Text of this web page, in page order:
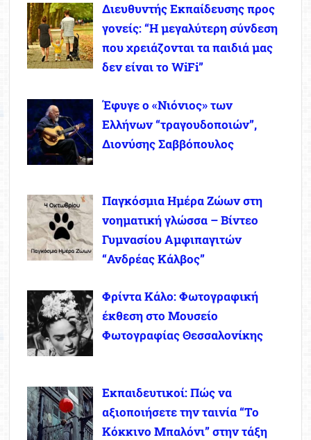
Διευθυντής Εκπαίδευσης προς
γονείς: “Η μεγαλύτερη σύνδεση
που χρειάζονται τα παιδιά μας
δεν είναι το WiFi”
Έφυγε ο «Νιόνιος» των
Ελλήνων “τραγουδοποιών”,
Διονύσης Σαββόπουλος
Παγκόσμια Ημέρα Ζώων στη
νοηματική γλώσσα – Βίντεο
Γυμνασίου Αμφιπαγιτών
“Ανδρέας Κάλβος”
Φρίντα Κάλο: Φωτογραφική
έκθεση στο Μουσείο
Φωτογραφίας Θεσσαλονίκης
Εκπαιδευτικοί: Πώς να
αξιοποιήσετε την ταινία “Το
Κόκκινο Μπαλόνι” στην τάξη